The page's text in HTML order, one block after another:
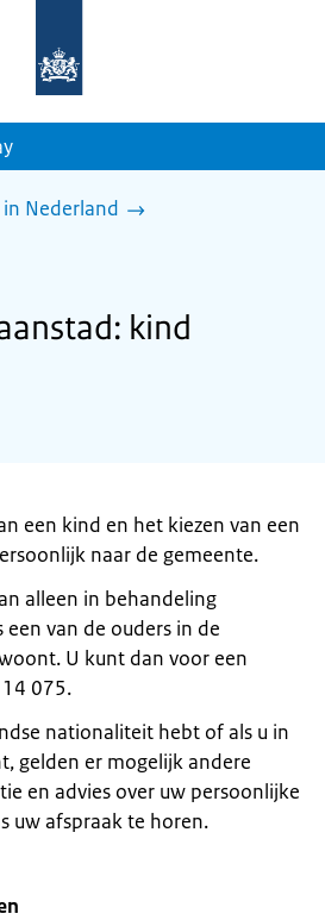
homepage
in Nederland
kind
een kind en het kiezen van een
naar de gemeente.
alleen in behandeling
van de ouders in de
U kunt dan voor een
075.
nationaliteit hebt of als u in
gelden er mogelijk andere
en advies over uw persoonlijke
uw afspraak te horen.